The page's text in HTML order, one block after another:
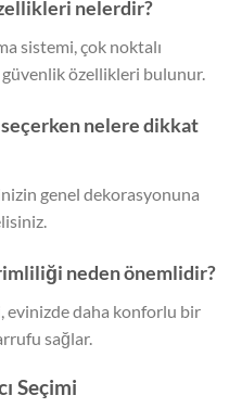
nelerdir?
sistemi, çok noktalı
özellikleri bulunur.
seçerken nelere dikkat
genel dekorasyonuna
neden önemlidir?
evinizde daha konforlu bir
sağlar.
Seçimi